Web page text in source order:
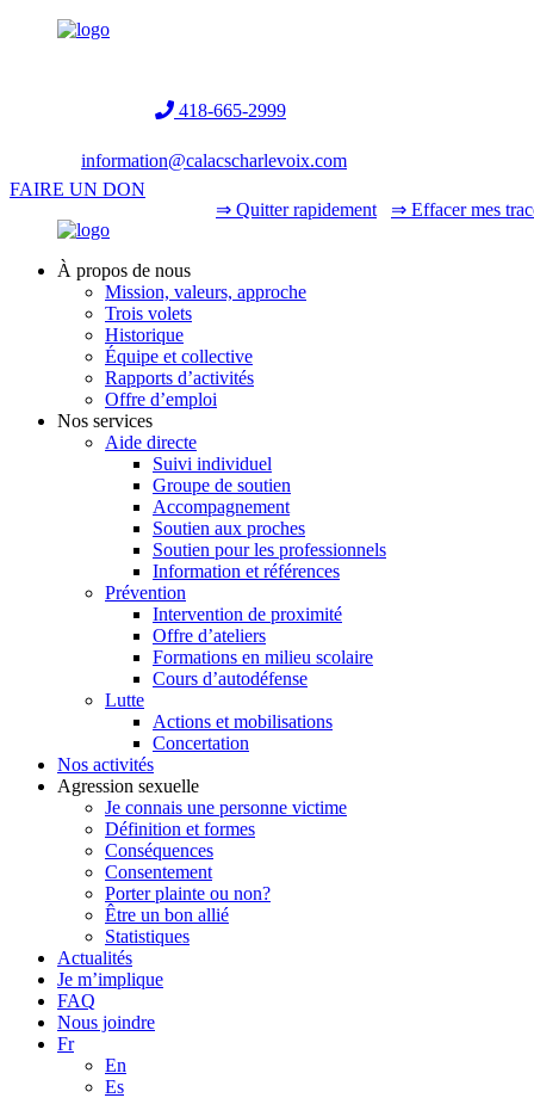
418-665-2999
information@calacscharlevoix.com
⇒ Quitter rapidement ⇒ Effacer mes
FAIRE UN DON
À propos de nous
Mission, valeurs, approche
Trois volets
Historique
Équipe et collective
Rapports d’activités
Offre d’emploi
Nos services
Aide directe
Suivi individuel
Groupe de soutien
Accompagnement
Soutien aux proches
Soutien pour les professionnels
Information et références
Prévention
Intervention de proximité
Offre d’ateliers
Formations en milieu scolaire
Cours d’autodéfense
Lutte
Actions et mobilisations
Concertation
Nos activités
Agression sexuelle
Je connais une personne victime
Définition et formes
Conséquences
Consentement
Porter plainte ou non?
Être un bon allié
Statistiques
Actualités
Je m’implique
FAQ
Nous joindre
Fr
En
Es